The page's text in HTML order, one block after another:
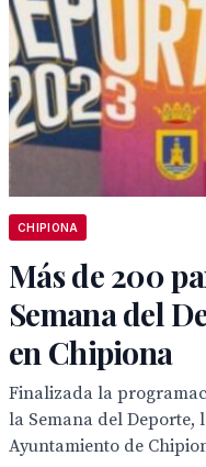
CHIPIONA
Más de 200
Semana del
en Chipiona
Finalizada la
la Semana del Deporte,
Ayuntamiento de